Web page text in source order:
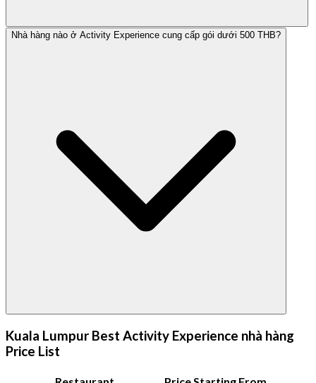
Nhà hàng nào ở Activity Experience cung cấp gói dưới 500 THB?
Kuala Lumpur Best Activity Experience nhà hàng
Price List